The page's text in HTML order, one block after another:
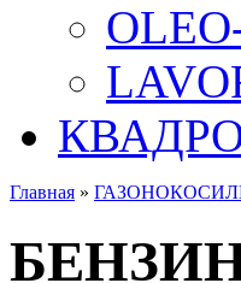
Главная »